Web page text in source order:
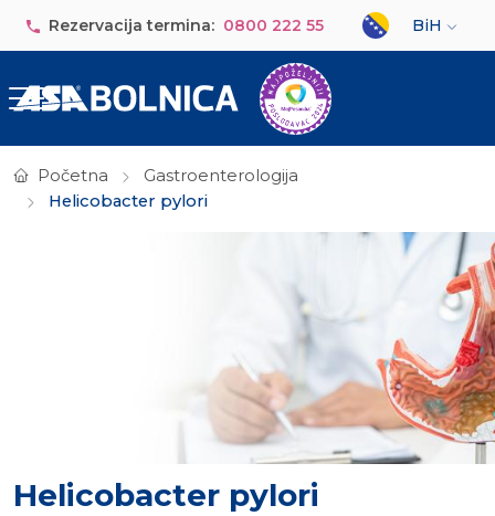
Rezervacija termina: 0800 222 55
Select your
BiH
Početna
Gastroenterologija
Helicobacter pylori
Helicobacter pylori